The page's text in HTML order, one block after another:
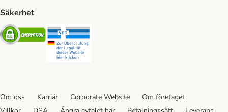
Säkerhet
Security
Om oss Karriär Corporate Website
Om företaget